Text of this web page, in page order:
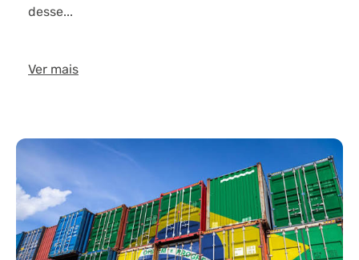
desse...
Ver mais